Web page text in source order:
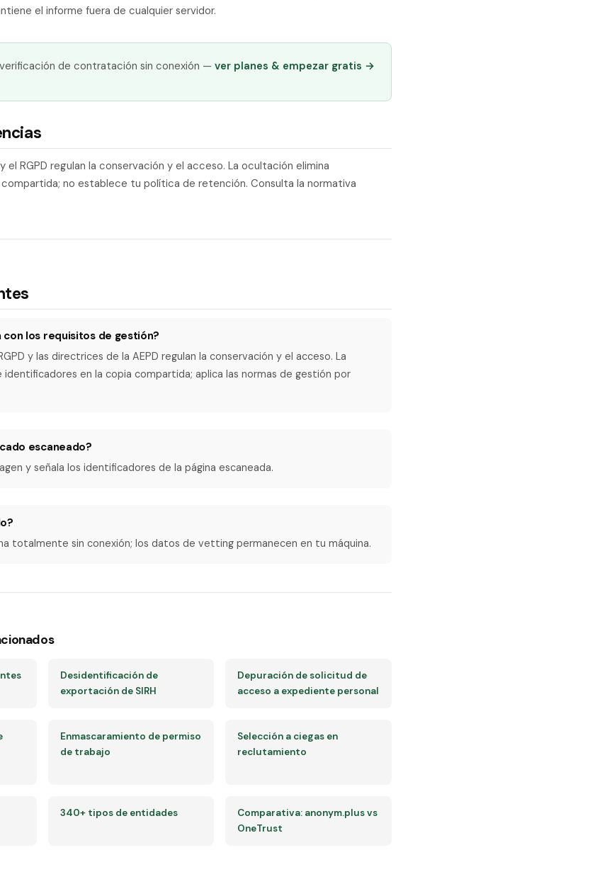
el informe fuera de cualquier servidor.
de contratación sin conexión — ver planes & empezar gratis →
el RGPD regulan la conservación y el acceso. La ocultación elimina
no establece tu política de retención. Consulta la normativa
con los requisitos de gestión?
y las directrices de la AEPD regulan la conservación y el acceso. La
en la copia compartida; aplica las normas de gestión por
escaneado?
y señala los identificadores de la página escaneada.
totalmente sin conexión; los datos de vetting permanecen en tu máquina.
Desidentificación de
exportación de SIRH
Depuración de solicitud de
acceso a expediente personal
Enmascaramiento de permiso
de trabajo
Selección a ciegas en
reclutamiento
340+ tipos de entidades
Comparativa: anonym.plus vs
OneTrust